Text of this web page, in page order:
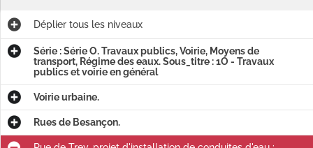
Déplier tous les niveaux
Série : Série O. Travaux publics, Voirie, Moyens de
transport, Régime des eaux. Sous_titre : 1O - Travaux
publics et voirie en général
Voirie urbaine.
Rues de Besançon.